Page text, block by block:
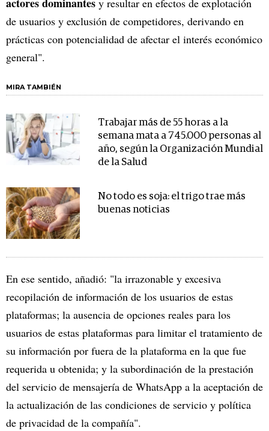
y resultar en efectos de explotación
de usuarios y exclusión de competidores, derivando en
prácticas con potencialidad de afectar el interés económico
general".
MIRA TAMBIÉN
Trabajar más de 55 horas a la
semana mata a 745.000 personas al
año, según la Organización Mundial
de la Salud
No todo es soja: el trigo trae más
buenas noticias
En ese sentido, añadió: "la irrazonable y excesiva
recopilación de información de los usuarios de estas
plataformas; la ausencia de opciones reales para los
usuarios de estas plataformas para limitar el tratamiento de
su información por fuera de la plataforma en la que fue
requerida u obtenida; y la subordinación de la prestación
del servicio de mensajería de WhatsApp a la aceptación de
la actualización de las condiciones de servicio y política
de privacidad de la compañía".